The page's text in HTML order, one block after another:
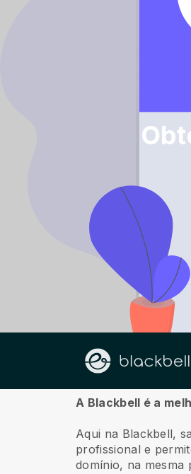
Sobre nós
A Blackbell é a
Aqui na Blackbell,
profissional e
domínio, na mesma